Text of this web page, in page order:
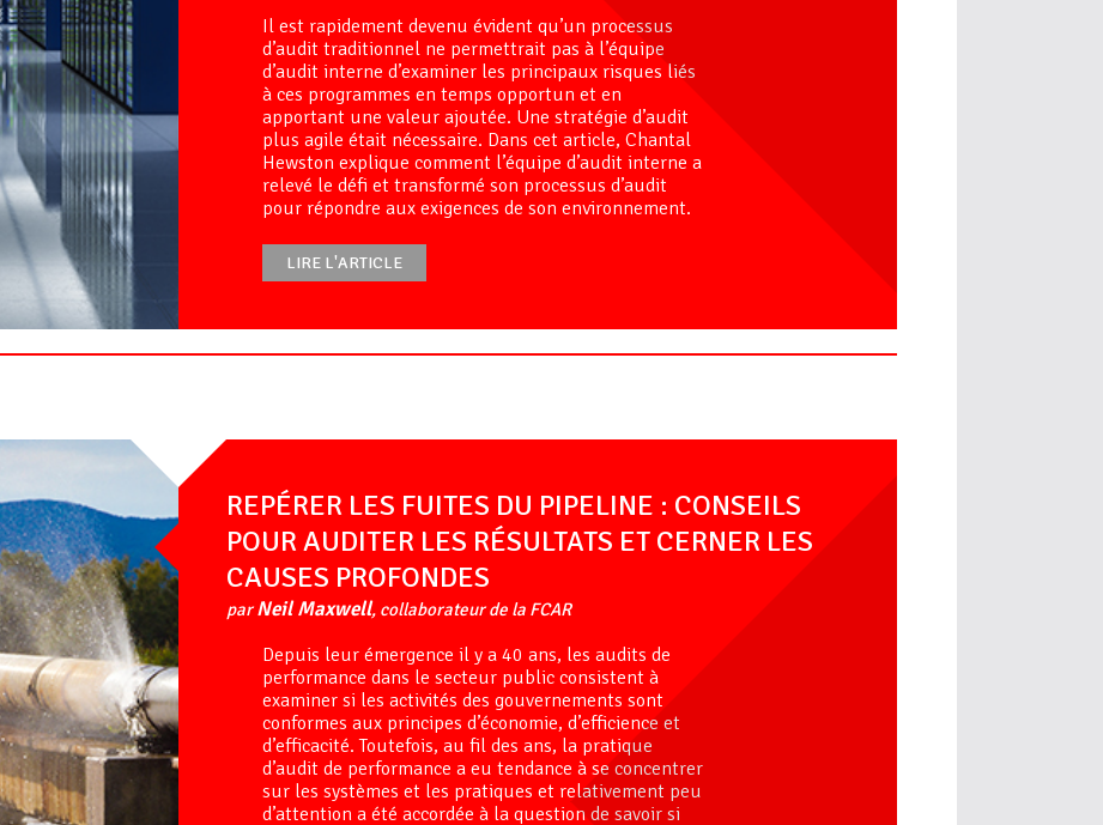
Il est rapidement devenu évident qu’un processus
d’audit traditionnel ne permettrait pas à l’équipe
d’audit interne d’examiner les principaux risques liés
à ces programmes en temps opportun et en
apportant une valeur ajoutée. Une stratégie d’audit
plus agile était nécessaire. Dans cet article, Chantal
Hewston explique comment l’équipe d’audit interne a
relevé le défi et transformé son processus d’audit
pour répondre aux exigences de son environnement.
LIRE L'ARTICLE
REPÉRER LES FUITES DU PIPELINE : CONSEILS
POUR AUDITER LES RÉSULTATS ET CERNER LES
CAUSES PROFONDES
parNeil Maxwell, collaborateur de la FCAR
Depuis leur émergence il y a 40 ans, les audits de
performance dans le secteur public consistent à
examiner si les activités des gouvernements sont
conformes aux principes d’économie, d’efficience et
d’efficacité. Toutefois, au fil des ans, la pratique
d’audit de performance a eu tendance à se concentrer
sur les systèmes et les pratiques et relativement peu
d’attention a été accordée à la question de savoir si